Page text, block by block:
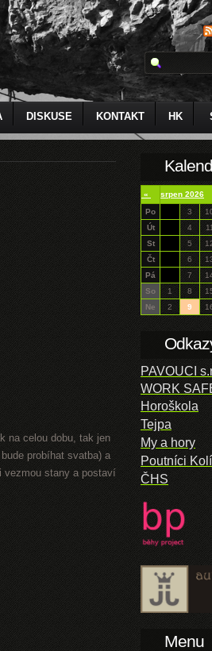
DISKUSE KONTAKT HK
na celou dobu, tak jen
probíhat svatba) a
vezmou stany a postaví
« srpen 2026
Po
3
Út
4 11
St
5
Čt
6
Pá
7
So
1 8
Ne
2 9
PAVOUCI
WORK
Horoškola
Tejpa
My a hory
Poutníci
ČHS
Menu